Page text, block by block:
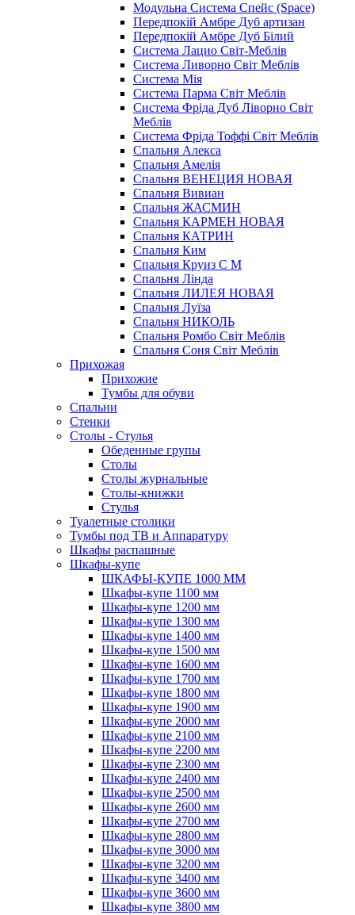
Модульна Cистема Спейс (Space)
Передпокій Амбре Дуб артизан
Передпокій Амбре Дуб Білий
Система Лацио Світ-Меблів
Система Ливорно Світ Меблів
Система Мія
Система Парма Свiт Меблiв
Система Фріда Дуб Ліворно Світ
Меблів
Система Фріда Тоффі Світ Меблів
Спальня Алекса
Спальня Амелія
Спальня ВЕНЕЦИЯ НОВАЯ
Спальня Вивиан
Спальня ЖАСМИН
Спальня КАРМЕН НОВАЯ
Спальня КАТРИН
Спальня Ким
Спальня Круиз С М
Спальня Лінда
Спальня ЛИЛЕЯ НОВАЯ
Спальня Луїза
Спальня НИКОЛЬ
Спальня Ромбо Світ Меблів
Спальня Соня Світ Меблів
Прихожая
Прихожие
Тумбы для обуви
Спальни
Стенки
Столы - Стулья
Обеденные групы
Столы
Столы журнальные
Столы-книжки
Стулья
Туалетные столики
Тумбы под ТВ и Аппаратуру
Шкафы распашные
Шкафы-купе
ШКАФЫ-КУПЕ 1000 ММ
Шкафы-купе 1100 мм
Шкафы-купе 1200 мм
Шкафы-купе 1300 мм
Шкафы-купе 1400 мм
Шкафы-купе 1500 мм
Шкафы-купе 1600 мм
Шкафы-купе 1700 мм
Шкафы-купе 1800 мм
Шкафы-купе 1900 мм
Шкафы-купе 2000 мм
Шкафы-купе 2100 мм
Шкафы-купе 2200 мм
Шкафы-купе 2300 мм
Шкафы-купе 2400 мм
Шкафы-купе 2500 мм
Шкафы-купе 2600 мм
Шкафы-купе 2700 мм
Шкафы-купе 2800 мм
Шкафы-купе 3000 мм
Шкафы-купе 3200 мм
Шкафы-купе 3400 мм
Шкафы-купе 3600 мм
Шкафы-купе 3800 мм